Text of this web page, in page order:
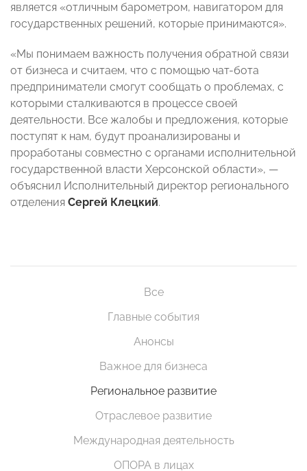
является «отличным барометром, навигатором для
государственных решений, которые принимаются».
«Мы понимаем важность получения обратной связи
от бизнеса и считаем, что с помощью чат-бота
предприниматели смогут сообщать о проблемах, с
которыми сталкиваются в процессе своей
деятельности. Все жалобы и предложения, которые
поступят к нам, будут проанализированы и
проработаны совместно с органами исполнительной
государственной власти Херсонской области», —
объяснил Исполнительный директор регионального
отделения Сергей Клецкий.
Все
Главные события
Анонсы
Важное для бизнеса
Региональное развитие
Отраслевое развитие
Международная деятельность
ОПОРА в лицах